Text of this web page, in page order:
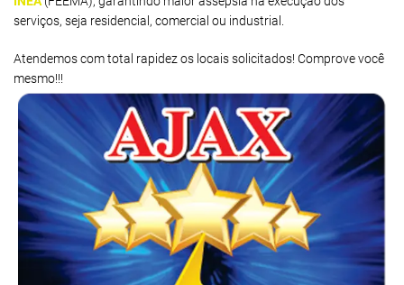
serviços, seja residencial, comercial ou industrial.
Atendemos com total rapidez os locais solicitados! Comprove você
mesmo!!!